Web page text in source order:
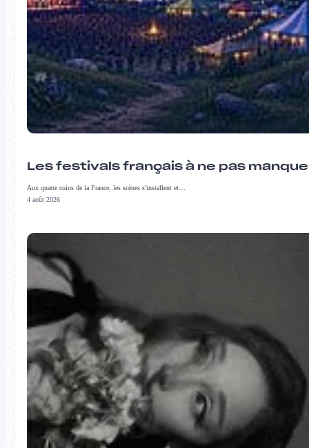
Les festivals français à ne pas
Aux quatre coins de la France, les scènes s'installent et…
4 août 2026